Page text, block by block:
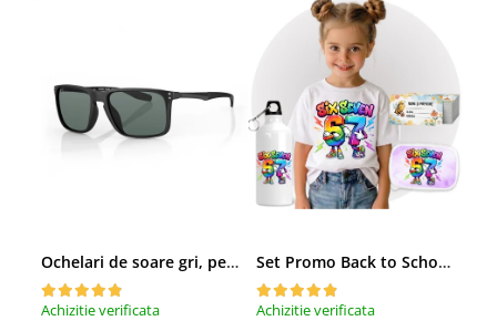
Ochelari de soare gri, pentru barbati, Daniel Klein Sunglasses, DK3250-2
Achizitie verificata
Set Promo Back to School Six Seven 67 – Tricou + Cutie + Bidon Personalizat pentru copilul tău
Achizitie verificata